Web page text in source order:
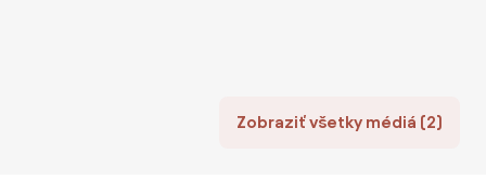
Zobraziť všetky médiá (2)